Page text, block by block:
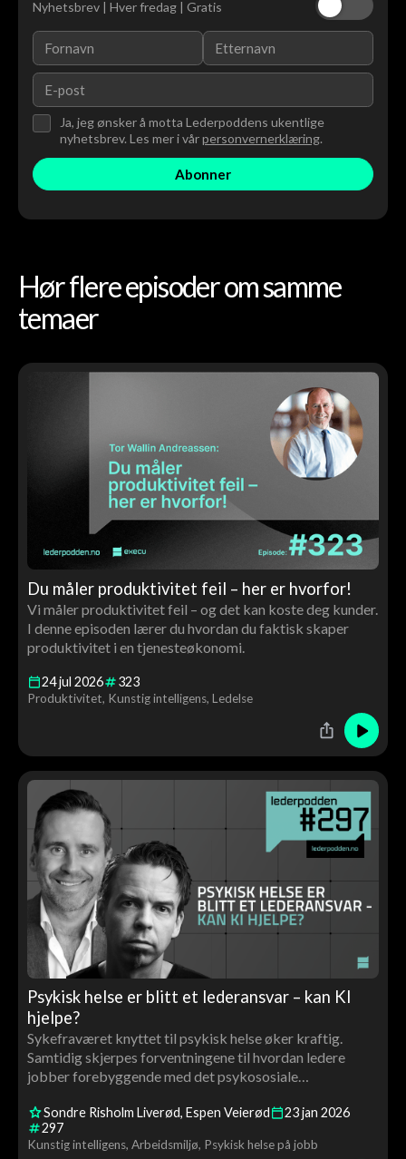
Nyhetsbrev | Hver fredag | Gratis
Ja, jeg ønsker å motta Lederpoddens ukentlige
nyhetsbrev. Les mer i vårpersonvernerklæring.
Hør flere episoder om samme
temaer
Du måler produktivitet feil – her er hvorfor!
Vi måler produktivitet feil – og det kan koste deg kunder.
I denne episoden lærer du hvordan du faktisk skaper
produktivitet i en tjenesteøkonomi.
24 jul 2026 323
Produktivitet Kunstig intelligens Ledelse
Psykisk helse er blitt et lederansvar – kan KI
hjelpe?
Sykefraværet knyttet til psykisk helse øker kraftig.
Samtidig skjerpes forventningene til hvordan ledere
jobber forebyggende med det psykososiale
Sondre Risholm Liverød Espen Veierød 23jan 2026
297
Kunstig intelligens Arbeidsmiljø Psykisk helse på jobb